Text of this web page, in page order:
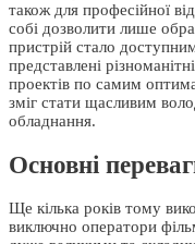
також для професійної
собі дозволити лише
пристрій стало
представлені
проектів по самим
зміг стати щасливим
обладнання.
Основні
Ще кілька років тому
виключно оператори